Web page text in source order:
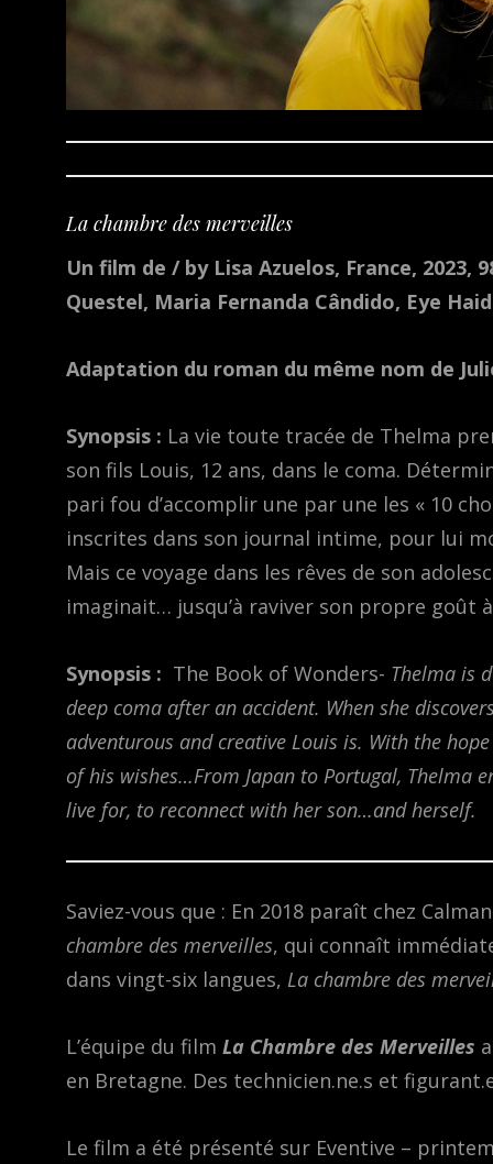
La chambre des merveilles
Un film de / by Lisa Azuelos, France, 2023,
Questel, Maria Fernanda Cândido, Eye
Adaptation du roman du même nom de
Synopsis : La vie toute tracée de Thelma
son fils Louis, 12 ans, dans le coma.
pari fou d’accomplir une par une les « 10
inscrites dans son journal intime, pour lui
Mais ce voyage dans les rêves de son
imaginait… jusqu’à raviver son propre goût
Synopsis : The Book of Wonders- Thelma is
deep coma after an accident. When she
adventurous and creative Louis is. With the
of his wishes…From Japan to Portugal, Thelma
live for, to reconnect with her son…and herself.
Saviez-vous que : En 2018 paraît chez
chambre des merveilles, qui connaît
dans vingt-six langues, La chambre des
L’équipe du film La Chambre des Merveilles
en Bretagne. Des technicien.ne.s et
Le film a été présenté sur Eventive –